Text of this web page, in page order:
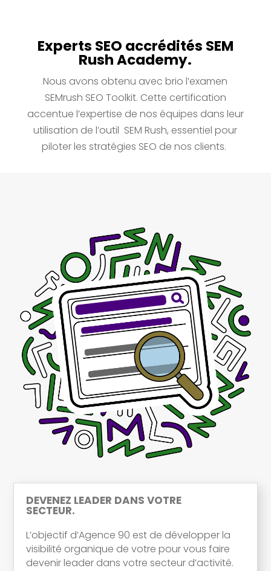
Experts SEO accrédités SEM
Rush Academy.
Nous avons obtenu avec brio l’examen
SEMrush SEO Toolkit. Cette certification
accentue l’expertise de nos équipes dans leur
utilisation de l’outil SEM Rush, essentiel pour
piloter les stratégies SEO de nos clients.
DEVENEZ LEADER DANS VOTRE
SECTEUR.
L’objectif d’Agence 90 est de développer la
visibilité organique de votre pour vous faire
devenir leader dans votre secteur d’activité.